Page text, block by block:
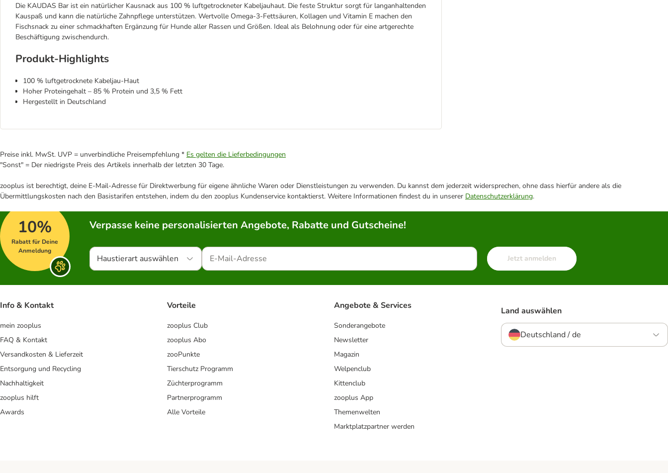
Die KAUDAS Bar ist ein natürlicher Kausnack aus 100 % luftgetrockneter Kabeljauhaut. Die feste Struktur sorgt für langanhaltenden
Kauspaß und kann die natürliche Zahnpflege unterstützen. Wertvolle Omega-3-Fettsäuren, Kollagen und Vitamin E machen den
Fischsnack zu einer schmackhaften Ergänzung für Hunde aller Rassen und Größen. Ideal als Belohnung oder für eine artgerechte
Beschäftigung zwischendurch.
Produkt-Highlights
100 % luftgetrocknete Kabeljau-Haut
Hoher Proteingehalt – 85 % Protein und 3,5 % Fett
Hergestellt in Deutschland
Preise inkl. MwSt. UVP = unverbindliche Preisempfehlung * Es gelten die Lieferbedingungen
"Sonst" = Der niedrigste Preis des Artikels innerhalb der letzten 30 Tage.
zooplus ist berechtigt, deine E-Mail-Adresse für Direktwerbung für eigene ähnliche Waren oder Dienstleistungen zu verwenden. Du kannst dem jederzeit widersprechen, ohne dass hierfür andere als die
Übermittlungskosten nach den Basistarifen entstehen, indem du den zooplus Kundenservice kontaktierst. Weitere Informationen findest du in unserer Datenschutzerklärung.
10%
Rabatt für Deine
Anmeldung
Verpasse keine personalisierten Angebote, Rabatte und Gutscheine!
Haustierart auswählen Jetzt anmelden
Info & Kontakt
mein zooplus
FAQ & Kontakt
Versandkosten & Lieferzeit
Entsorgung und Recycling
Nachhaltigkeit
zooplus hilft
Awards
Vorteile
zooplus Club
zooplus Abo
zooPunkte
Tierschutz Programm
Züchterprogramm
Partnerprogramm
Alle Vorteile
Angebote & Services
Sonderangebote
Newsletter
Magazin
Welpenclub
Kittenclub
zooplus App
Themenwelten
Marktplatzpartner werden
Land auswählen
Deutschland / de